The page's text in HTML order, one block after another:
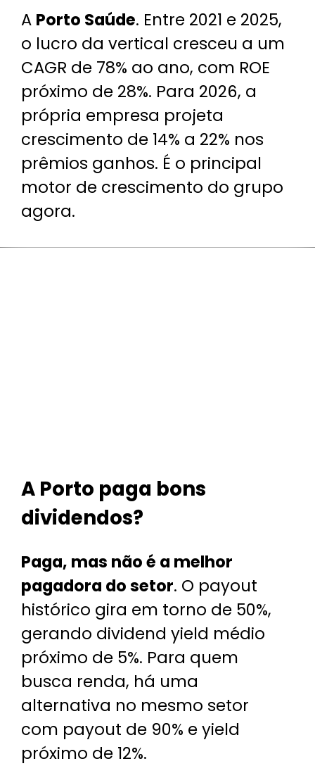
A Porto Saúde. Entre 2021 e 2025,
o lucro da vertical cresceu a um
CAGR de 78% ao ano, com ROE
próximo de 28%. Para 2026, a
própria empresa projeta
crescimento de 14% a 22% nos
prêmios ganhos. É o principal
motor de crescimento do grupo
agora.
Paga, mas não é a melhor
pagadora do setor. O payout
histórico gira em torno de 50%,
gerando dividend yield médio
próximo de 5%. Para quem
busca renda, há uma
alternativa no mesmo setor
com payout de 90% e yield
próximo de 12%.
A Porto paga bons
dividendos?